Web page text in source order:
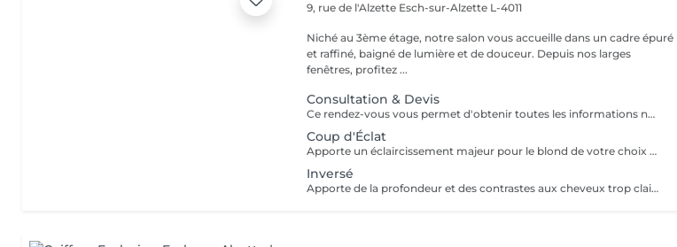
9, rue de l'Alzette Esch-sur-Alzette L-4011
Niché au 3ème étage, notre salon vous accueille dans un cadre épuré
et raffiné, baigné de lumière et de douceur. Depuis nos larges
fenêtres, profitez ...
Consultation & Devis
Ce rendez-vous vous permet d'obtenir toutes les informations nécessaires avant votre prestation : - conseils personnalisés - étude de vos besoins - diagnostic du cheveu Le montant de la consultation sera déduit de votre prestation finale si vous réservez immédiatement après ce rendez-vous.
Coup d'Éclat
Apporte un éclaircissement majeur pour le blond de votre choix - consultation - balayage - soin epres - gloss - coupe & coiffage Le prix peut varier selon la quantité des produits utilisés.
Inversé
Apporte de la profondeur et des contrastes aux cheveux trop clairs suite à un balayage ou décoloration - consultation - balayage - soin epres - gloss - coupe & coiffage Le prix peut varier selon la quantité des produits utilisés.